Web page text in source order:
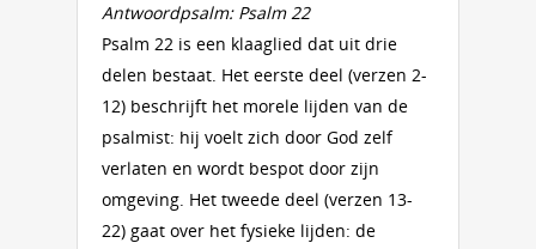
Antwoordpsalm: Psalm 22
Psalm 22 is een klaaglied dat uit drie
delen bestaat. Het eerste deel (verzen 2-
12) beschrijft het morele lijden van de
psalmist: hij voelt zich door God zelf
verlaten en wordt bespot door zijn
omgeving. Het tweede deel (verzen 13-
22) gaat over het fysieke lijden: de